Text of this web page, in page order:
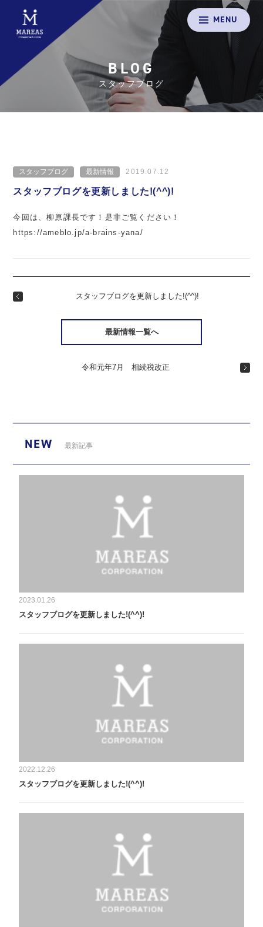
MENU
BLOG
スタッフブログ
スタッフブログ 最新情報 2019.07.12
スタッフブログを更新しました!(^^)!
今回は、柳原課長です！是非ご覧ください！
https://ameblo.jp/a-brains-yana/
スタッフブログを更新しました!(^^)!
最新情報一覧へ
令和元年7月 相続税改正
NEW 最新記事
2023.01.26
スタッフブログを更新しました!(^^)!
2022.12.26
スタッフブログを更新しました!(^^)!